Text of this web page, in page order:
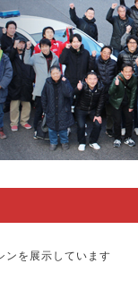
ンを展示しています